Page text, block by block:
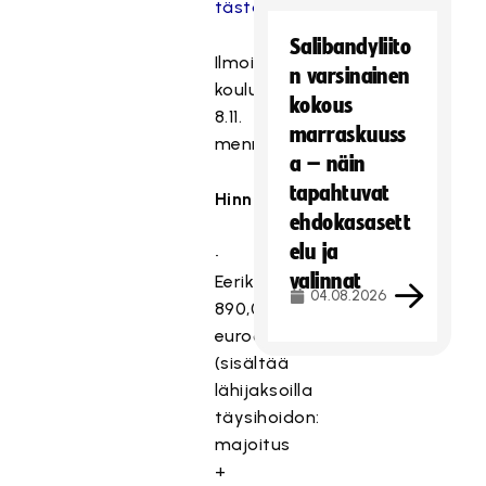
tästä
Ilmoittaudu
koulutukseen
8.11.
mennessä
Hinnoittelu
•
Eerikkilä
890,00
euroa
(sisältää
lähijaksoilla
täysihoidon:
majoitus
+
Salibandyliito
n varsinainen
kokous
marraskuuss
a – näin
tapahtuvat
ehdokasasett
elu ja
valinnat
04.08.2026